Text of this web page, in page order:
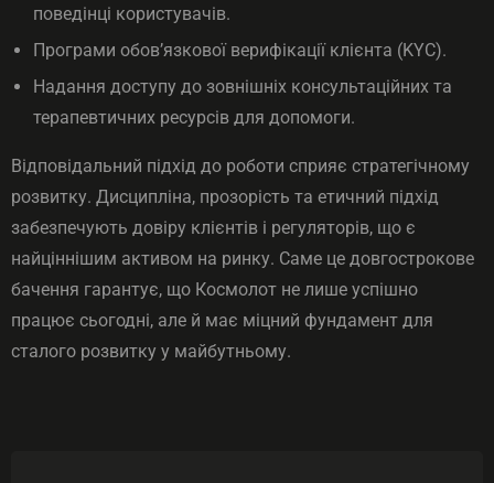
поведінці користувачів.
Програми обов’язкової верифікації клієнта (KYC).
Надання доступу до зовнішніх консультаційних та
терапевтичних ресурсів для допомоги.
Відповідальний підхід до роботи сприяє стратегічному
розвитку. Дисципліна, прозорість та етичний підхід
забезпечують довіру клієнтів і регуляторів, що є
найціннішим активом на ринку. Саме це довгострокове
бачення гарантує, що Космолот не лише успішно
працює сьогодні, але й має міцний фундамент для
сталого розвитку у майбутньому.